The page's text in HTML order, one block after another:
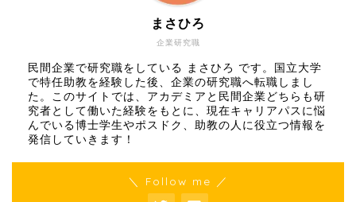
企業研究職
まさひろ
民間企業で研究職をしている まさひろ です。国立大学
で特任助教を経験した後、企業の研究職へ転職しまし
た。このサイトでは、アカデミアと民間企業どちらも研
究者として働いた経験をもとに、現在キャリアパスに悩
んでいる博士学生やポスドク、助教の人に役立つ情報を
発信していきます！
＼ Follow me ／